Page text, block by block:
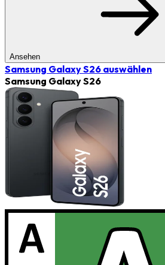
Ansehen
Samsung Galaxy S26 auswählen
Samsung Galaxy S26